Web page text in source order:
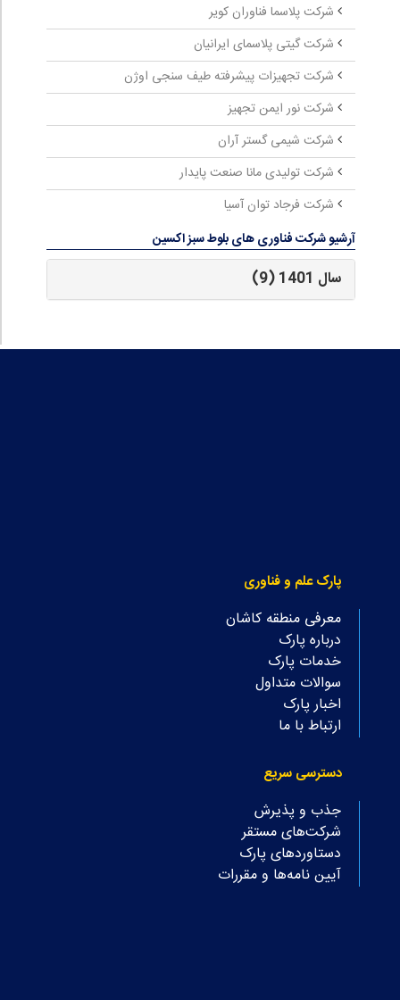
شرکت پلاسما فناوران کویر
شرکت گیتی پلاسمای ایرانیان
شرکت تجهیزات پیشرفته طیف سنجی اوژن
شرکت نور ایمن تجهیز
شرکت شیمی گستر آران
شرکت تولیدی مانا صنعت پایدار
شرکت فرجاد توان آسیا
آرشیو شرکت فناوری های بلوط سبز اکسین
سال 1401 (9)
پارک علم و فناوری
معرفی منطقه کاشان
درباره پارک
خدمات پارک
سوالات متداول
اخبار پارک
ارتباط با ما
دسترسی سریع
جذب و پذیرش
شرکت‌های مستقر
دستاوردهای پارک
آیین نامه‌ها و مقررات